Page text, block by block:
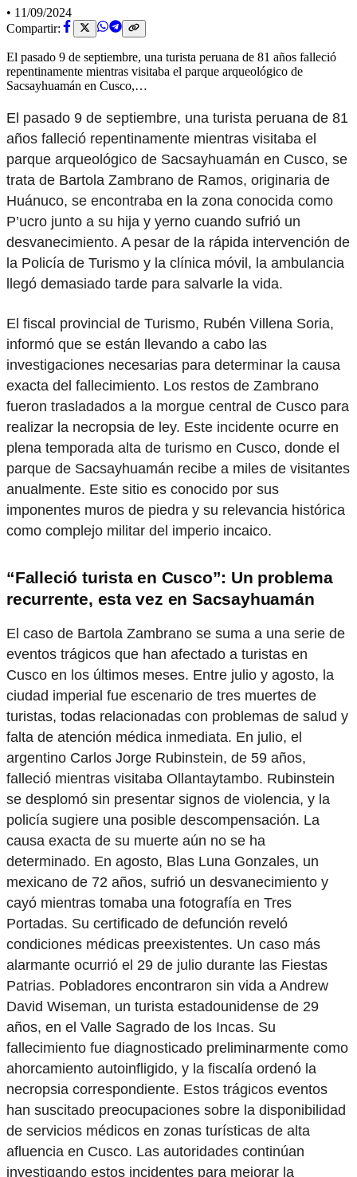
• 11/09/2024
Compartir:
El pasado 9 de septiembre, una turista peruana de 81 años falleció
repentinamente mientras visitaba el parque arqueológico de
Sacsayhuamán en Cusco,…
El pasado 9 de septiembre, una turista peruana de 81
años falleció repentinamente mientras visitaba el
parque arqueológico de Sacsayhuamán en Cusco, se
trata de Bartola Zambrano de Ramos, originaria de
Huánuco, se encontraba en la zona conocida como
P’ucro junto a su hija y yerno cuando sufrió un
desvanecimiento. A pesar de la rápida intervención de
la Policía de Turismo y la clínica móvil, la ambulancia
llegó demasiado tarde para salvarle la vida.
El fiscal provincial de Turismo, Rubén Villena Soria,
informó que se están llevando a cabo las
investigaciones necesarias para determinar la causa
exacta del fallecimiento. Los restos de Zambrano
fueron trasladados a la morgue central de Cusco para
realizar la necropsia de ley. Este incidente ocurre en
plena temporada alta de turismo en Cusco, donde el
parque de Sacsayhuamán recibe a miles de visitantes
anualmente. Este sitio es conocido por sus
imponentes muros de piedra y su relevancia histórica
como complejo militar del imperio incaico.
“Falleció turista en Cusco”: Un problema
recurrente, esta vez en Sacsayhuamán
El caso de Bartola Zambrano se suma a una serie de
eventos trágicos que han afectado a turistas en
Cusco en los últimos meses. Entre julio y agosto, la
ciudad imperial fue escenario de tres muertes de
turistas, todas relacionadas con problemas de salud y
falta de atención médica inmediata. En julio, el
argentino Carlos Jorge Rubinstein, de 59 años,
falleció mientras visitaba Ollantaytambo. Rubinstein
se desplomó sin presentar signos de violencia, y la
policía sugiere una posible descompensación. La
causa exacta de su muerte aún no se ha
determinado. En agosto, Blas Luna Gonzales, un
mexicano de 72 años, sufrió un desvanecimiento y
cayó mientras tomaba una fotografía en Tres
Portadas. Su certificado de defunción reveló
condiciones médicas preexistentes. Un caso más
alarmante ocurrió el 29 de julio durante las Fiestas
Patrias. Pobladores encontraron sin vida a Andrew
David Wiseman, un turista estadounidense de 29
años, en el Valle Sagrado de los Incas. Su
fallecimiento fue diagnosticado preliminarmente como
ahorcamiento autoinfligido, y la fiscalía ordenó la
necropsia correspondiente. Estos trágicos eventos
han suscitado preocupaciones sobre la disponibilidad
de servicios médicos en zonas turísticas de alta
afluencia en Cusco. Las autoridades continúan
investigando estos incidentes para mejorar la